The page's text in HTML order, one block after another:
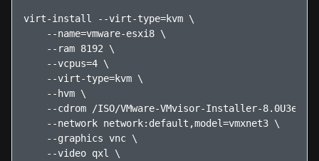
virt-install --virt-type=kvm \
    --name=vmware-esxi8 \
    --ram 8192 \
    --vcpus=4 \
    --virt-type=kvm \
    --hvm \
--cdrom /ISO/VMware-VMvisor-Installer-8.0U3e-
    --network network:default,model=vmxnet3 \
    --graphics vnc \
    --video qxl \